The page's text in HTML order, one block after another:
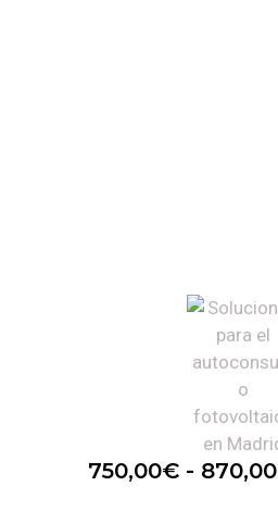
750,00€ - 870,00